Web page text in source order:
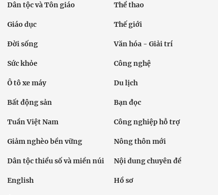
Dân tộc và Tôn giáo Thể thao
Giáo dục Thế giới
Đời sống Văn hóa - Giải trí
Sức khỏe Công nghệ
Ô tô xe máy Du lịch
Bất động sản Bạn đọc
Tuần Việt Nam Công nghiệp hỗ trợ
Giảm nghèo bền vững Nông thôn mới
Dân tộc thiểu số và miền núi Nội dung chuyên đề
English Hồ sơ